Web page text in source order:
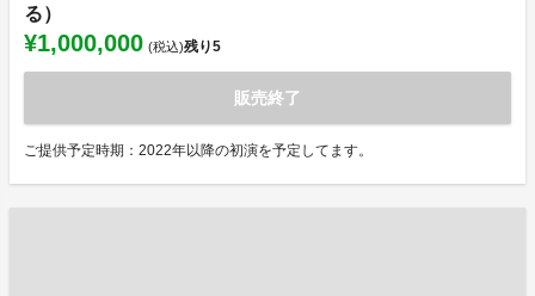
る）
¥1,000,000 (税込)残り5
販売終了
ご提供予定時期：2022年以降の初演を予定してます。